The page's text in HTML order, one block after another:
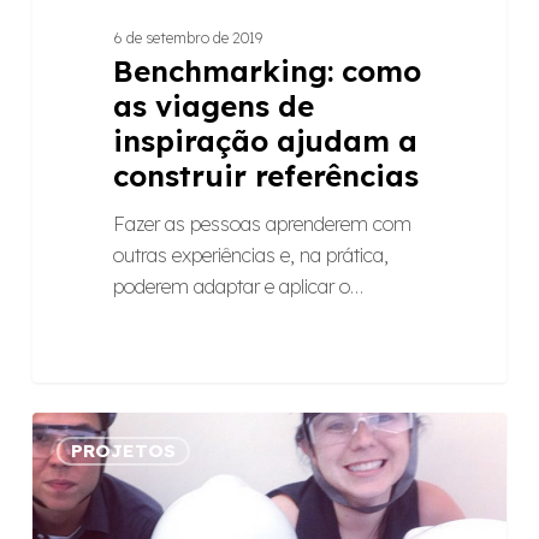
6 de setembro de 2019
Benchmarking: como
as viagens de
inspiração ajudam a
construir referências
Fazer as pessoas aprenderem com
outras experiências e, na prática,
poderem adaptar e aplicar o…
“Nada
se
cria,
tudo
PROJETOS